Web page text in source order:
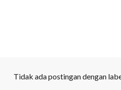
Tidak ada postingan dengan